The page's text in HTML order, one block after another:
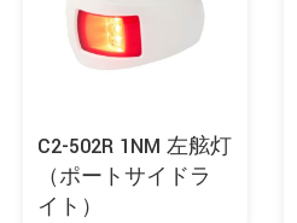
C2-502R 1NM 左舷灯
（ポートサイドラ
イト）